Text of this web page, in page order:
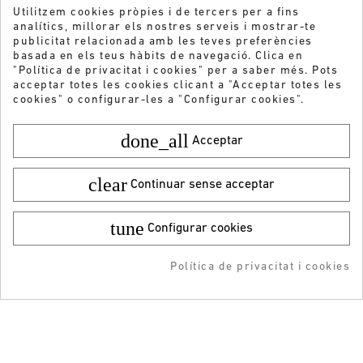
Talla: 40
AFEGIR A LA COMPRA
RESERVAR
Vols rebre les nostres ofertes i novetats?
ENVIAR
-5% DTO + Envío Gratis
Utilitzem cookies pròpies i de tercers per a fins
analítics, millorar els nostres serveis i mostrar-te
publicitat relacionada amb les teves preferències
basada en els teus hàbits de navegació. Clica en
"Política de privacitat i cookies" per a saber més. Pots
acceptar totes les cookies clicant a "Acceptar totes les
cookies" o configurar-les a "Configurar cookies".
done_all Acceptar
clear Continuar sense acceptar
tune Configurar cookies
Política de privacitat i cookies